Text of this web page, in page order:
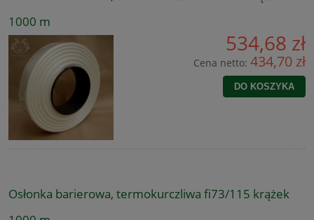
1000 m
534,68 zł
Cena netto: 434,70 zł
DO KOSZYKA
Osłonka barierowa, termokurczliwa fi73/115 krążek